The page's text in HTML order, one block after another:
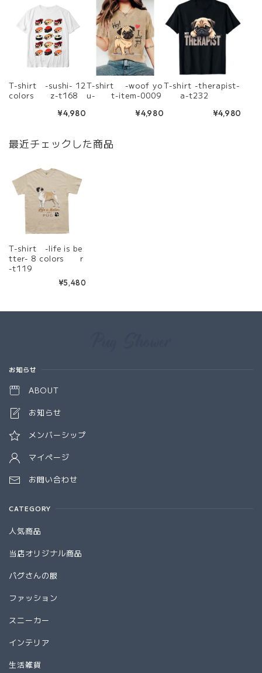
T-shirt -sushi- 12
colors z-t168
¥4,980
T-shirt -woof yo
u- t-item-0009
¥4,980
T-shirt -therapist-
a-t232
¥4,980
最近チェックした商品
T-shirt -life is be
tter- 8 colors r
-t119
¥5,480
お知らせ
ABOUT
お知らせ
メンバーシップ
マイページ
お問い合わせ
CATEGORY
人気商品
当店オリジナル商品
パグさんの服
ファッション
スニーカー
インテリア
生活雑貨